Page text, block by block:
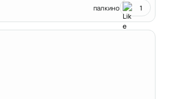
палкино 1